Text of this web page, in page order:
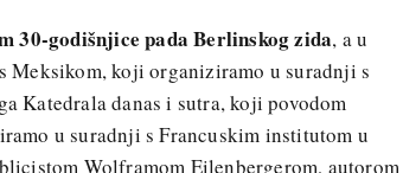
30-godišnjice pada Berlinskog zida, a u
Meksikom, koji organiziramo u suradnji s
Katedrala danas i sutra, koji povodom
u suradnji s Francuskim institutom u
Wolframom Eilenbergerom, autorom